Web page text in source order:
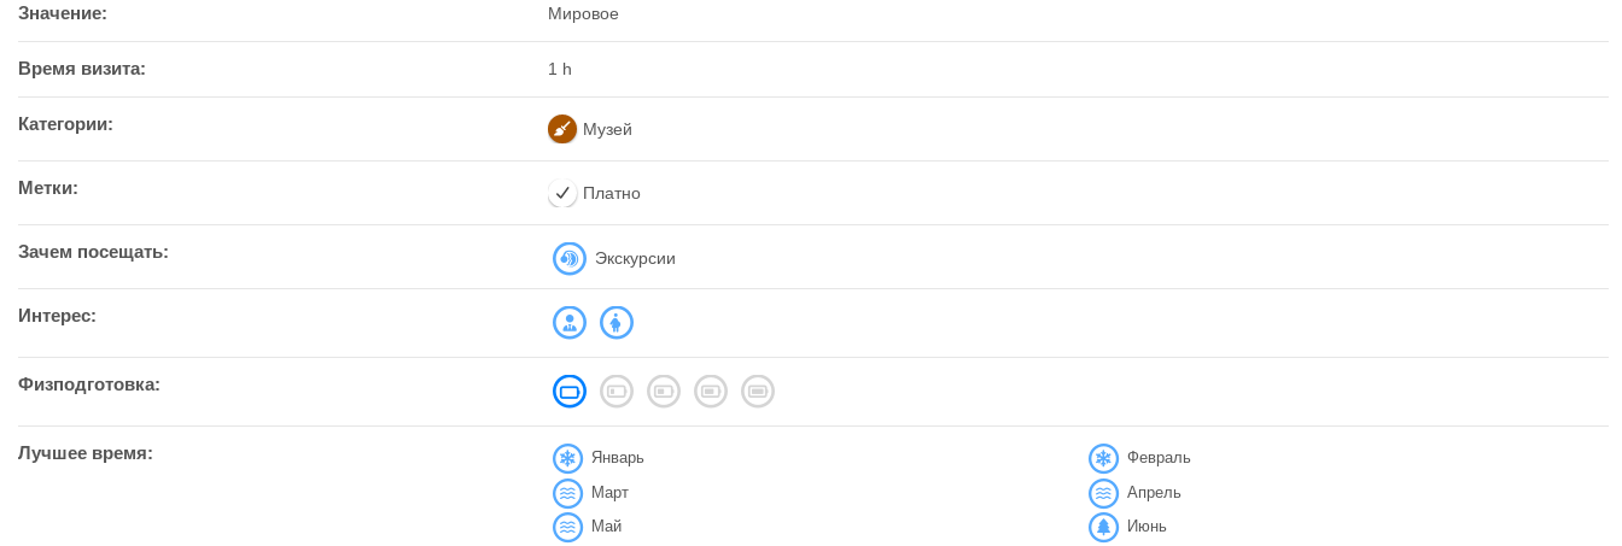
Значение: Мировое
Время визита: 1 h
Категории: Музей
Метки: Платно
Зачем посещать: Экскурсии
Интерес:
Физподготовка:
Лучшее время: Январь Февраль
Март Апрель
Май Июнь